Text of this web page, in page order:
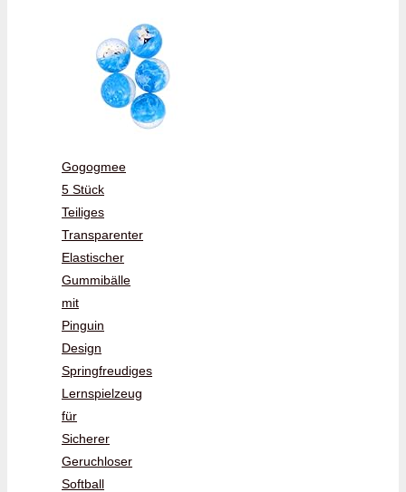
Gogogmee
5 Stück
Teiliges
Transparenter
Elastischer
Gummibälle
mit
Pinguin
Design
Springfreudiges
Lernspielzeug
für
Sicherer
Geruchloser
Softball